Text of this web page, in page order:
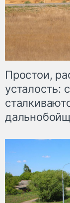
Простои,
усталость: